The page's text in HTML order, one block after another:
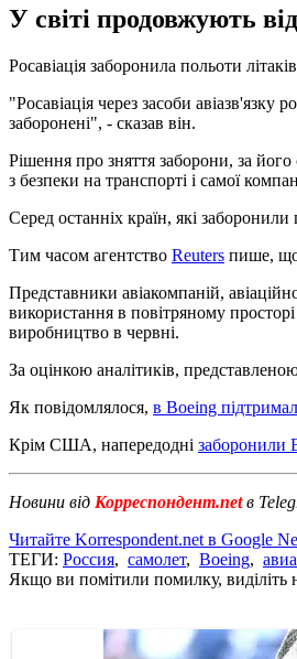
У світі продовжують
Росавіація заборонила польоти
"Росавіація через засоби
заборонені", - сказав він.
Рішення про зняття заборони, за
з безпеки на транспорті і самої
Серед останніх країн, які
Тим часом агентство Reuters пише, що
Представники авіакомпаній,
використання в повітряному
виробництво в червні.
За оцінкою аналітиків,
Як повідомлялося, в Boeing
Крім США, напередодні заборонили
Новини від Корреспондент.netв
Читайте Korrespondent.net в Google
ТЕГИ: Россия, самолет, Boeing,
Якщо ви помітили помилку, виділіть